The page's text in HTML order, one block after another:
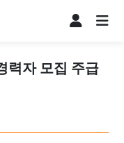
력자 모집 주급